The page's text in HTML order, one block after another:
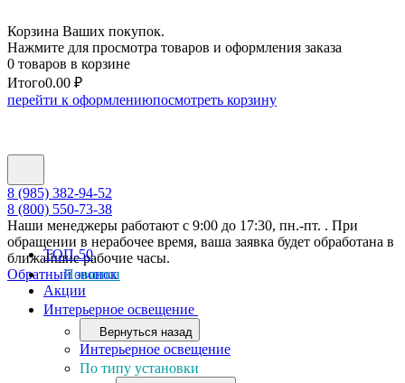
Корзина Ваших покупок.
Нажмите для просмотра товаров и оформления заказа
0 товаров в корзине
Итого0.00 ₽
перейти к оформлениюпосмотреть корзину
8 (985) 382-94-52
8 (800) 550-73-38
Наши менеджеры работают с 9:00 до 17:30, пн.-пт. . При
обращении в нерабочее время, ваша заявка будет обработана в
ближайшие рабочие часы.
Обратный звонок
ТОП-50
Новинки
Акции
Интерьерное освещение
Вернуться назад
Интерьерное освещение
По типу установки